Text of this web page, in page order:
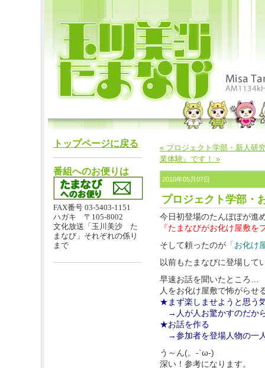
トップページに戻る
番組へのお便りは
FAX番号 03-5403-1151
ハガキ 〒105-8002
文化放送「玉川美沙 た
まなび」それぞれの係り
まで
« プロジェクト学部・新人研
業体験』です！ »
2010年05月07日
プロジェクト学部・
今日初登場のたんぽぽが進
『たまなびがお化け屋敷を
そして頼ったのが 「お化け
以前もたまなびに登場して
早速お話を聞いたところ…
人をお化け屋敷で怖がらせ
★まず楽しませようと思う
→人が人お驚かすのだか
★お話を作る
→参加者を登場人物の一
う～ん(。-`ω-)
深い！参考になります。